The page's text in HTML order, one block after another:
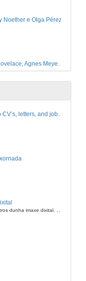
Noether e Olga Pérez
Cóntancho Ada Lovelace, Agnes Meyer Driscoll e Xabier García.
An introduction to CV’s, letters, and job searching